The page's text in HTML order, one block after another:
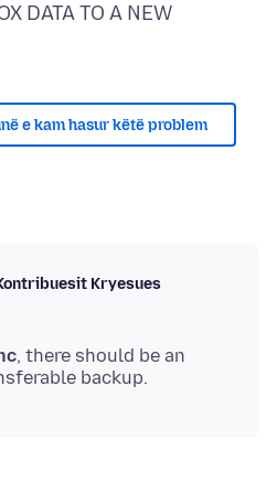
DATA TO A NEW
e kam hasur këtë problem
Kryesues
, there should be an